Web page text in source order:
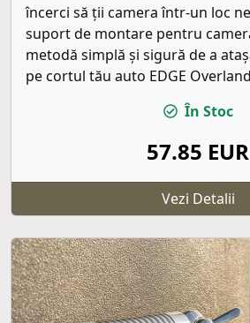
încerci să ții camera într-un loc
suport de montare pentru
metodă simplă și sigură de a
pe cortul tău auto EDGE
În Stoc
57.85 EUR
Vezi Detalii